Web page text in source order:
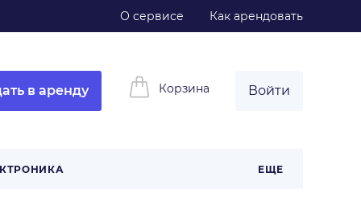
О сервисе Как арендовать
в аренду Корзина Войти
ЕЩЕ